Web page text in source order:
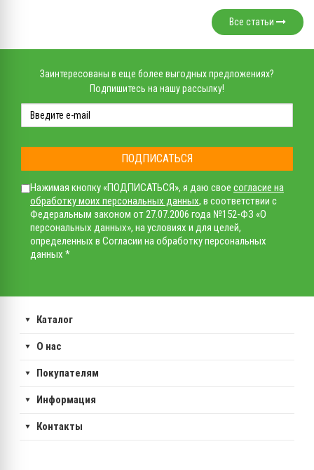
Все статьи
Заинтересованы в еще более выгодных предложениях?
Подпишитесь на нашу рассылку!
ПОДПИСАТЬСЯ
Нажимая кнопку «ПОДПИСАТЬСЯ», я даю свое согласие на
обработку моих персональных данных, в соответствии с
Федеральным законом от 27.07.2006 года №152-ФЗ «О
персональных данных», на условиях и для целей,
определенных в Согласии на обработку персональных
данных *
Каталог
О нас
Покупателям
Информация
Контакты